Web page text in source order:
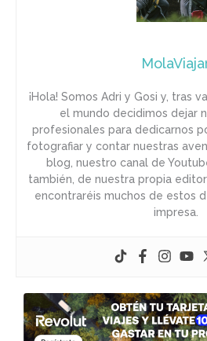
¡Hola! Somos Adri y Gosi y, tras
el mundo decidimos dejar
profesionales para dedicarnos
fotografiar y contar nuestras
blog, nuestro canal de
también, de nuestra propia
encontraréis muchos de estos
impresa.